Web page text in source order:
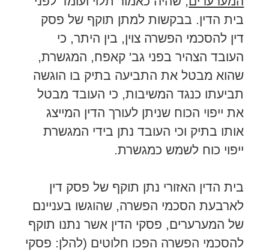
בית הדין. בבקשות למתן תוקף של פסק
דין להסכמי הפשרה צוין, בין היתר, כי
העובד הצהיר בפני גב' קאפח, המגשרת,
שהוא מבטל את התביעה בתיק בו הוגשה
תביעתו כנגד המשיבות, כי העובד מבטל
את ייפוי הכוח שניתן לעורך הדין המייצג
אותו בתיק וכי העובד נתן בידי המגשרת
ייפוי כוח לשמש כמגשרת.
בית הדין האזורי נתן תוקף של פסק דין
לארבעת הסכמי הפשרה, שהוגשו בעניינם
של המערערים, פסקי הדין אשר נתנו תוקף
להסכמי הפשרה הפכו חלוטים (להלן: פסקי